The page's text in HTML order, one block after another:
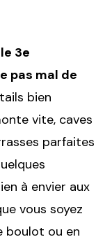
le 3e
pas mal de
bien
vite, caves
parfaites
à envier aux
vous soyez
boulot ou en